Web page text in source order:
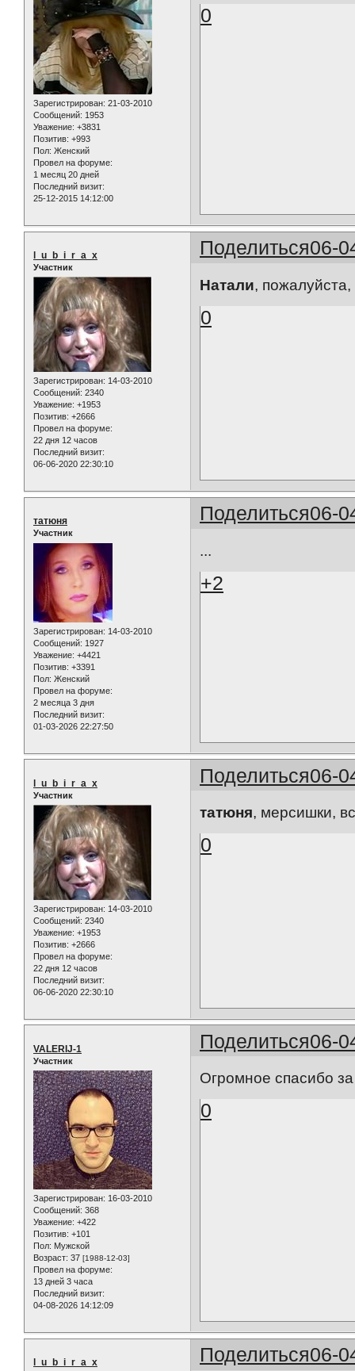
Зарегистрирован: 21-03-2010
Сообщений: 1953
Уважение: +3831
Позитив: +993
Пол: Женский
Провел на форуме:
1 месяц 20 дней
Последний визит:
25-12-2015 14:12:00
0
Поделиться06-
l_u_b_i_r_a_x
Участник
Зарегистрирован: 14-03-2010
Сообщений: 2340
Уважение: +1953
Позитив: +2666
Провел на форуме:
22 дня 12 часов
Последний визит:
06-06-2020 22:30:10
Натали,
0
Поделиться06-
татюня
Участник
Зарегистрирован: 14-03-2010
Сообщений: 1927
Уважение: +4421
Позитив: +3391
Пол: Женский
Провел на форуме:
2 месяца 3 дня
Последний визит:
01-03-2026 22:27:50
...
+2
Поделиться06-
l_u_b_i_r_a_x
Участник
Зарегистрирован: 14-03-2010
Сообщений: 2340
Уважение: +1953
Позитив: +2666
Провел на форуме:
22 дня 12 часов
Последний визит:
06-06-2020 22:30:10
татюня, мерсишки,
0
Поделиться06-
VALERIJ-1
Участник
Зарегистрирован: 16-03-2010
Сообщений: 368
Уважение: +422
Позитив: +101
Пол: Мужской
Возраст: 37 [1988-12-03]
Провел на форуме:
13 дней 3 часа
Последний визит:
04-08-2026 14:12:09
Огромное спасибо
0
Поделиться06-
l_u_b_i_r_a_x